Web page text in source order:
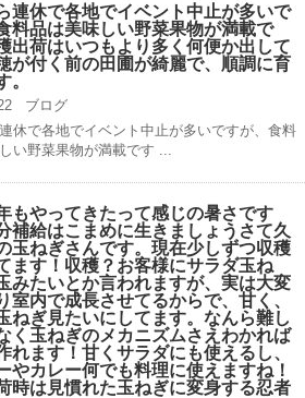
連休で各地でイベント中止が多いで
料品は美味しい野菜果物が満載で
出荷はいつもより多く何便か出して
が付く前の田圃が綺麗で、順調に育
。
ブログ
休で各地でイベント中止が多いですが、食料
い野菜果物が満載です ...
もやってきたって感じの暑さです
補給はこまめに生きましょうさて久
玉ねぎさんです。現在少しずつ収穫
ます！収穫？お客様にサラダ玉ね
みたいとか言われますが、実は大変
室内で成長させてるからで、甘く、
ねぎ見たいにしてます。なんら難し
く玉ねぎのメカニズムさえわかれば
れます！甘くサラダにも使えるし、
やカレー何でも料理に使えますね！
時は見慣れた玉ねぎに変身する忍者